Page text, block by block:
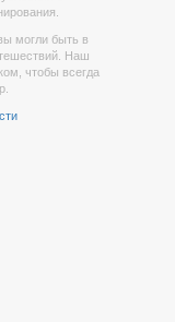
могли быть в
Наш
чтобы всегда